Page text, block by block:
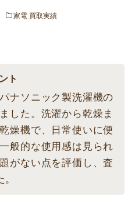
家電 買取実績
ト
ナソニック製洗濯機の
した。洗濯から乾燥ま
燥機で、日常使いに便
般的な使用感は見られ
がない点を評価し、査